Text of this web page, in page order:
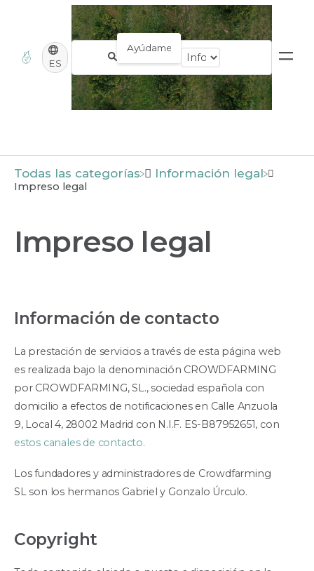
ES
Todas las categorías ​Información legal
Impreso legal
Impreso legal
Información de contacto
La prestación de servicios a través de esta página web
es realizada bajo la denominación CROWDFARMING
por CROWDFARMING, SL., sociedad española con
domicilio a efectos de notificaciones en Calle Anzuola
9, Local 4, 28002 Madrid con N.I.F. ES-B87952651, con
estos canales de contacto.
Los fundadores y administradores de Crowdfarming
SL son los hermanos Gabriel y Gonzalo Úrculo.
Copyright